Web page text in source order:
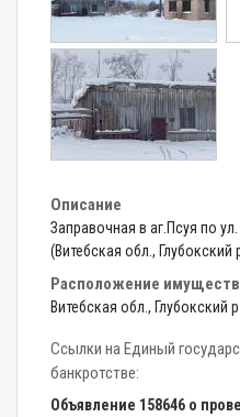
Описание
Заправочная в аг.Псуя по
(Витебская обл., Глубокский
Расположение
Витебская обл., Глубокский
Ссылки на Единый
банкротстве:
Объявление 158646 о